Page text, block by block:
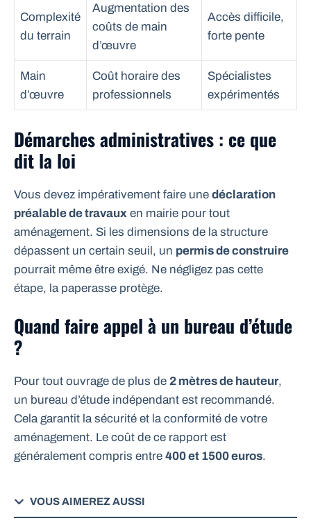
Complexité
du terrain
Augmentation des
coûts de main
d’œuvre
Accès difficile,
forte pente
Main
d’œuvre
Coût horaire des
professionnels
Spécialistes
expérimentés
Démarches administratives : ce que
dit la loi
Vous devez impérativement faire une déclaration
préalable de travaux en mairie pour tout
aménagement. Si les dimensions de la structure
dépassent un certain seuil, un permis de construire
pourrait même être exigé. Ne négligez pas cette
étape, la paperasse protège.
Quand faire appel à un bureau d’étude
?
Pour tout ouvrage de plus de 2 mètres de hauteur,
un bureau d’étude indépendant est recommandé.
Cela garantit la sécurité et la conformité de votre
aménagement. Le coût de ce rapport est
généralement compris entre 400 et 1500 euros.
VOUS AIMEREZ AUSSI